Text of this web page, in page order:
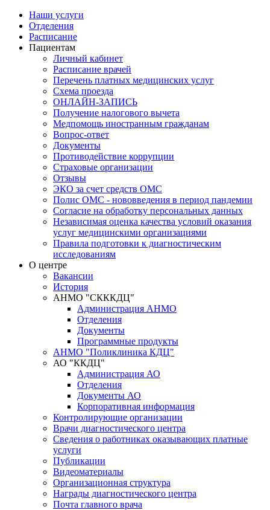
Наши услуги
Отделения
Расписание
Пациентам
Личный кабинет
Расписание врачей
Перечень платных медицинских услуг
Схема проезда
ОНЛАЙН-ЗАПИСЬ
Получение налогового вычета
Медпомощь иностранным гражданам
Вопрос-ответ
Документы
Противодействие коррупции
Страховые организации
Отзывы
ЭКО за счет средств ОМС
Полис ОМС - нововведения в период пандемии
Согласие на обработку персональных данных
Независимая оценка качества условий оказания
услуг медицинскими организациями
Правила подготовки к диагностическим
исследованиям
О центре
Вакансии
История
АНМО "СКККДЦ"
Администрация АНМО
Отделения
Документы
Программные продукты
АНМО "Поликлиника КДЦ"
АО "ККДЦ"
Администрация АО
Отделения
Документы АО
Корпоративная информация
Контролирующие организации
Врачи диагностического центра
Сведения о работниках оказывающих платные
услуги
Публикации
Видеоматериалы
Организационная структура
Награды диагностического центра
Почта главного врача